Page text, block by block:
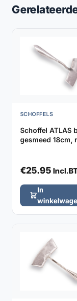
SCHOFFELS
Schoffel ATLAS
gesmeed 18cm,
€25.95
In